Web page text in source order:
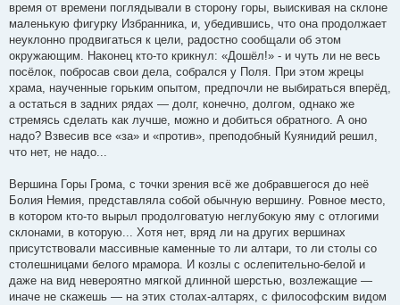
время от времени поглядывали в сторону горы, выискивая на склоне
маленькую фигурку Избранника, и, убедившись, что она продолжает
неуклонно продвигаться к цели, радостно сообщали об этом
окружающим. Наконец кто-то крикнул: «Дошёл!» - и чуть ли не весь
посёлок, побросав свои дела, собрался у Поля. При этом жрецы
храма, наученные горьким опытом, предпочли не выбираться вперёд,
а остаться в задних рядах — долг, конечно, долгом, однако же
стремясь сделать как лучше, можно и добиться обратного. А оно
надо? Взвесив все «за» и «против», преподобный Куянидий решил,
что нет, не надо...
Вершина Горы Грома, с точки зрения всё же добравшегося до неё
Болия Немия, представляла собой обычную вершину. Ровное место,
в котором кто-то вырыл продолговатую неглубокую яму с отлогими
склонами, в которую... Хотя нет, вряд ли на других вершинах
присутствовали массивные каменные то ли алтари, то ли столы со
столешницами белого мрамора. И козлы с ослепительно-белой и
даже на вид невероятно мягкой длинной шерстью, возлежащие —
иначе не скажешь — на этих столах-алтарях, с философским видом